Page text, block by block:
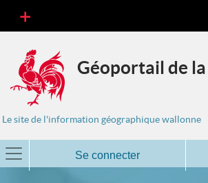
Géoportail de
Le site de l'information géographique wallonne
Se connecter